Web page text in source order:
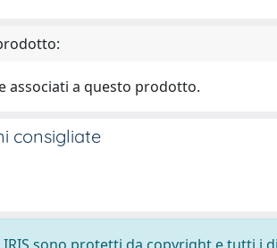
associati a questo prodotto.
consigliate